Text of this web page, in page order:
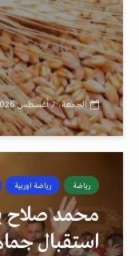
الجمعة، 7 أغسطس 2026، 6:28 ص
رياضة رياضة اوربية
محمد صلاح
استقبال